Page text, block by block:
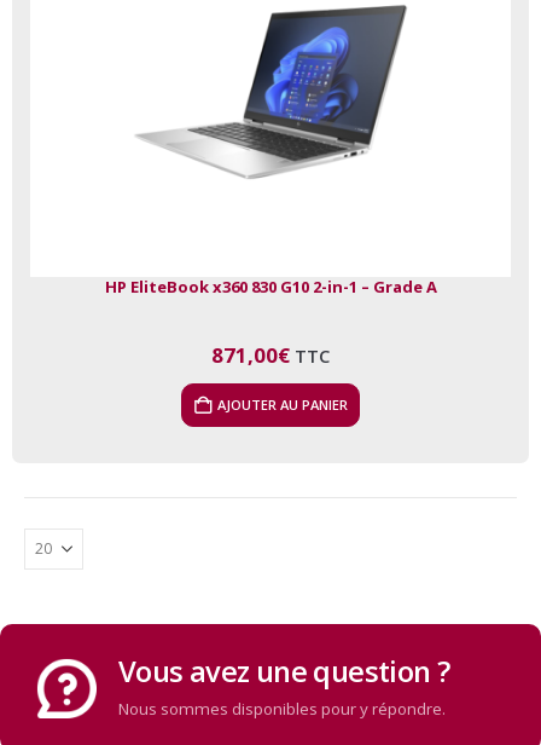
HP EliteBook x360 830 G10 2-in-1 – Grade A
871,00€ TTC
AJOUTER AU PANIER
Vous avez une question ?
Nous sommes disponibles pour y répondre.